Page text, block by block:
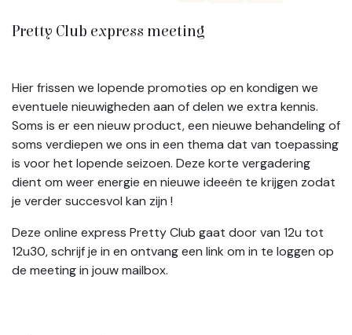
Pretty Club express meeting
Hier frissen we lopende promoties op en kondigen we
eventuele nieuwigheden aan of delen we extra kennis.
Soms is er een nieuw product, een nieuwe behandeling of
soms verdiepen we ons in een thema dat van toepassing
is voor het lopende seizoen. Deze korte vergadering
dient om weer energie en nieuwe ideeën te krijgen zodat
je verder succesvol kan zijn !
Deze online express Pretty Club gaat door van 12u tot
12u30, schrijf je in en ontvang een link om in te loggen op
de meeting in jouw mailbox.